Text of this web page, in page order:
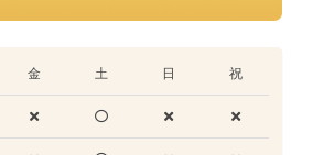
金 土 日 祝